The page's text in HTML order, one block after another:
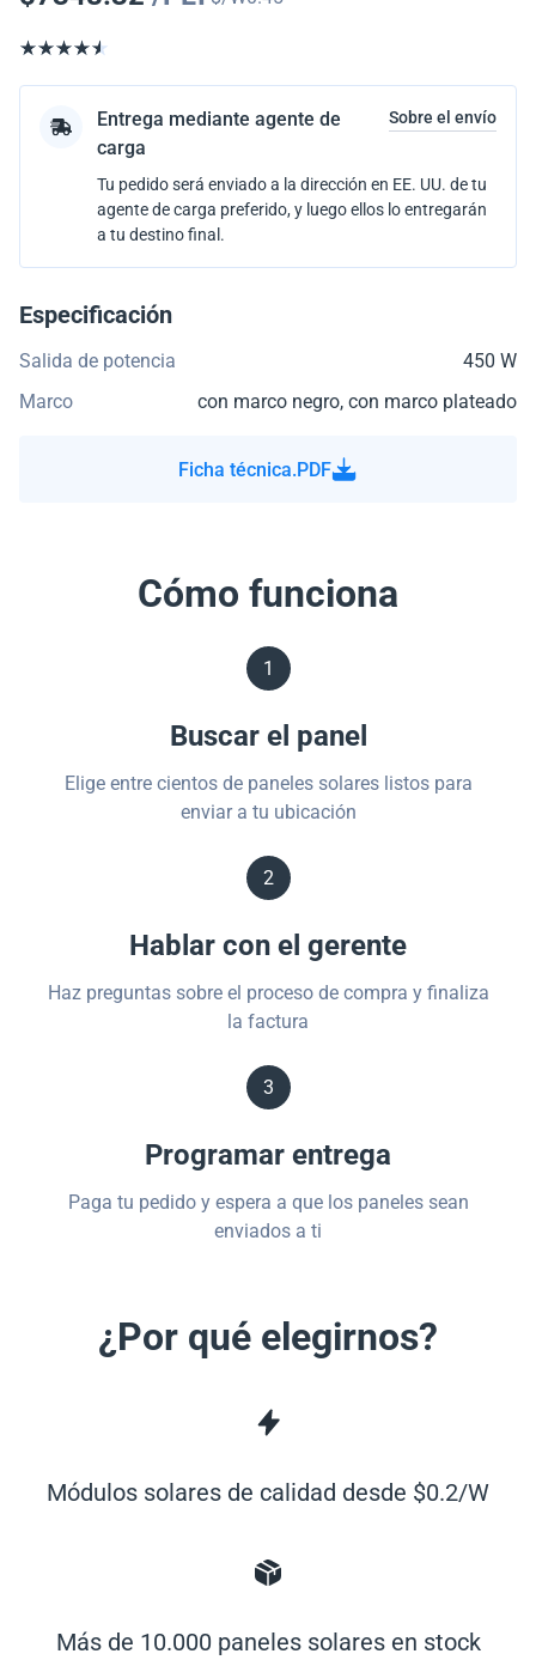
Entrega mediante agente de
carga
Sobre el envío
Tu pedido será enviado a la dirección en EE. UU. de tu
agente de carga preferido, y luego ellos lo entregarán
a tu destino final.
Especificación
Salida de potencia
450 W
Marco
con marco negro, con marco plateado
Ficha técnica.PDF
Cómo funciona
1
Buscar el panel
Elige entre cientos de paneles solares listos para
enviar a tu ubicación
2
Hablar con el gerente
Haz preguntas sobre el proceso de compra y finaliza
la factura
3
Programar entrega
Paga tu pedido y espera a que los paneles sean
enviados a ti
¿Por qué elegirnos?
Módulos solares de calidad desde $0.2/W
Más de 10.000 paneles solares en stock